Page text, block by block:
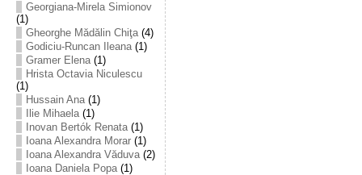
Georgiana-Mirela Simionov
(1)
Gheorghe Mădălin Chiţa(4)
Godiciu-Runcan Ileana(1)
Gramer Elena(1)
Hrista Octavia Niculescu
(1)
Hussain Ana(1)
Ilie Mihaela(1)
Inovan Bertók Renata(1)
Ioana Alexandra Morar(1)
Ioana Alexandra Văduva(2)
Ioana Daniela Popa(1)